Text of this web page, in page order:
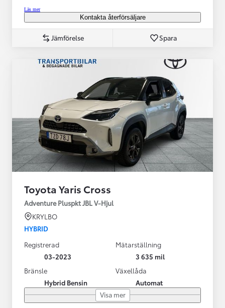
Läs mer
Kontakta återförsäljare
Jämförelse Spara
Toyota Yaris Cross
Adventure Pluspkt JBL V-Hjul
KRYLBO
HYBRID
Registrerad
03-2023
Mätarställning
3 635 mil
Bränsle
Hybrid Bensin
Växellåda
Automat
Visa mer